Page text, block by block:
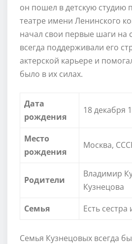
он пошел в детскую студию
театре имени Ленинского
начал свои первые шаги на
всегда поддерживали его
актерской карьере и
было в их силах.
Дата
рождения
18 декабря
Место
рождения
Москва,
Родители
Владимир
Кузнецова
Семья
Есть сестра
Семья Кузнецовых всегда